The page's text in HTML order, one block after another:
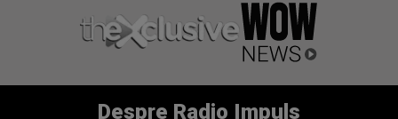
Despre Radio Impuls